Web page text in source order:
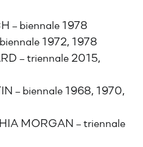
– biennale 1978
1972, 1978
– triennale 2015,
– biennale 1968, 1970,
MORGAN – triennale